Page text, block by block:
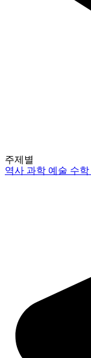
주제별
역사과학 예술 수학